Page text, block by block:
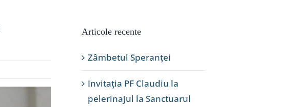
Articole recente
Zâmbetul Speranței
Invitația PF Claudiu la
pelerinajul la Sanctuarul